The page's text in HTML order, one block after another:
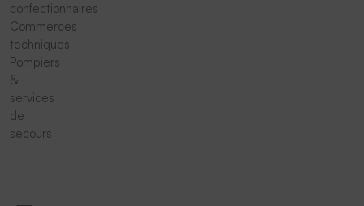
confectionnaires
Commerces
techniques
Pompiers
&
services
de
secours